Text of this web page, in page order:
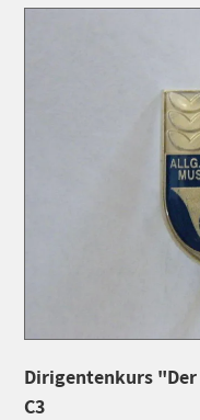
Dirigentenkurs
C3